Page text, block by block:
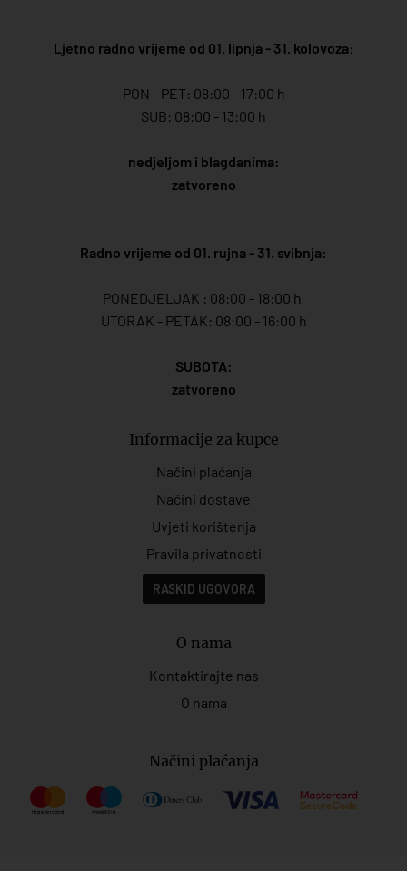
Ljetno radno vrijeme od 01. lipnja - 31. kolovoza:
PON - PET: 08:00 - 17:00 h
SUB: 08:00 - 13:00 h
nedjeljom i blagdanima:
zatvoreno
Radno vrijeme od 01. rujna - 31. svibnja:
PONEDJELJAK : 08:00 - 18:00 h
UTORAK - PETAK: 08:00 - 16:00 h
SUBOTA:
zatvoreno
Informacije za kupce
Načini plaćanja
Načini dostave
Uvjeti korištenja
Pravila privatnosti
RASKID UGOVORA
O nama
Kontaktirajte nas
O nama
Načini plaćanja